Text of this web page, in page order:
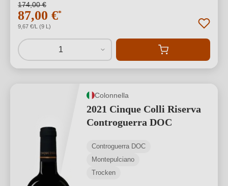
174,00 €
87,00 €*
9,67 €/L (9 L)
1
Colonnella
2021 Cinque Colli Riserva
Controguerra DOC
Controguerra DOC
Montepulciano
Trocken